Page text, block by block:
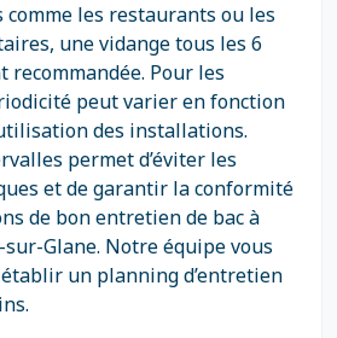
les restaurants ou les
une vidange tous les 6
recommandée. Pour les
peut varier en fonction
des installations.
permet d’éviter les
et de garantir la conformité
de bon entretien de bac à
Glane. Notre équipe vous
un planning d’entretien